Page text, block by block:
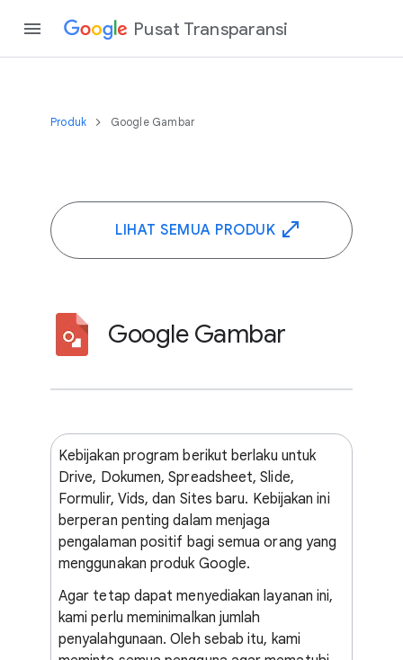
Pusat Transparansi
Produk Google Gambar
LIHAT SEMUA PRODUK
Google Gambar